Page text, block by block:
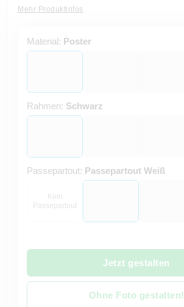
Mehr Produktinfos
Material: Poster
Rahmen: Schwarz
Passepartout: Passepartout Weiß
Kein
Passepartout
Jetzt gestalten
Ohne Foto gestalten!